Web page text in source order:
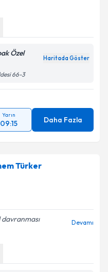
Özel
Haritada Göster
66-3
Yarın
09:15 Daha Fazla
Türker
Devamı